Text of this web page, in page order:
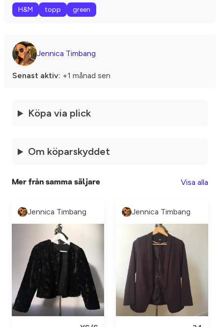
H&M topp green
Jennica Timbang
Senast aktiv: +1 månad sen
Köpa via plick
Om köparskyddet
Mer från samma säljare Visa alla
Jennica Timbang Jennica Timbang